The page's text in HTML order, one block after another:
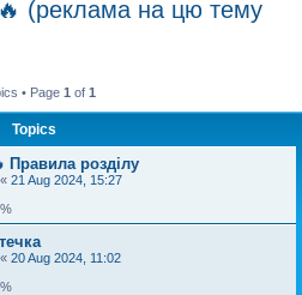
(реклама на цю тему
• Page 1 of 1
Topics
Правила розділу
21 Aug 2024, 15:27
20 Aug 2024, 11:02